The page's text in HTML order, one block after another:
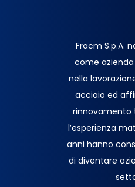
Fracm S.p.A.
come
nella
acciaio ed
rinnovamento
l’esperienza
anni hanno
di diventare